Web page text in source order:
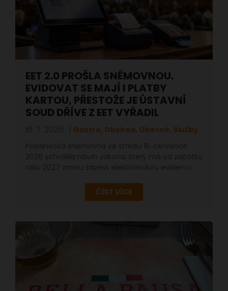
EET 2.0 PROŠLA SNĚMOVNOU.
EVIDOVAT SE MAJÍ I PLATBY
KARTOU, PŘESTOŽE JE ÚSTAVNÍ
SOUD DŘÍVE Z EET VYŘADIL
Gastro, Obchod, Obecné, Služby
ČÍST VÍCE